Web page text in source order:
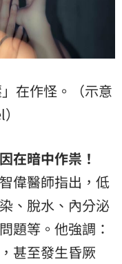
在作怪。（示意
在暗中作祟！
偉醫師指出，低
、脫水、內分泌
題等。他強調：
甚至發生昏厥